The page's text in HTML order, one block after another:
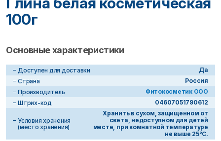
100г
Основные характеристики
Доступен для доставки
Да
Страна
Россия
Производитель
Фитокосметик ООО
Штрих-код
04607051790612
Условия хранения
(место хранения)
Хранить в сухом, защищенном от
света, недоступном для детей
месте, при комнатной температуре
не выше 25°С.